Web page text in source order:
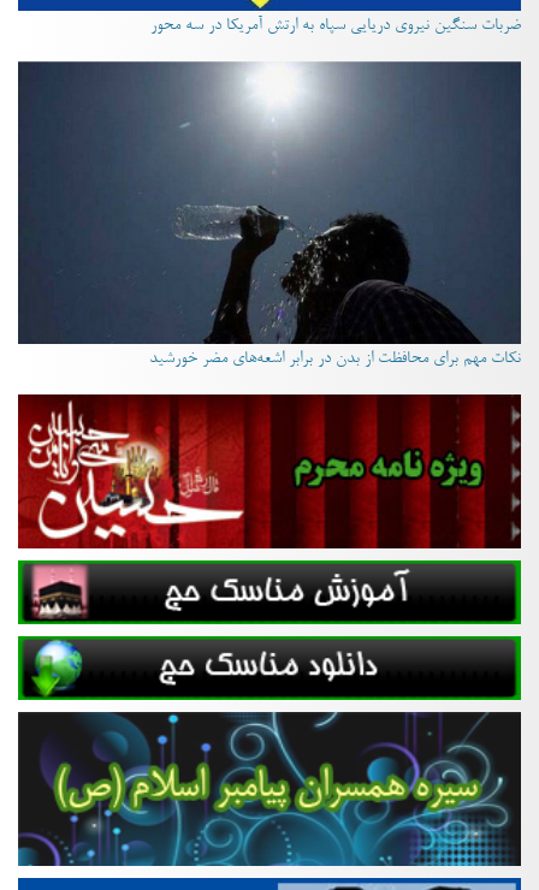
ضربات سنگین نیروی دریایی سپاه به ارتش آمریکا در سه محور
نکات مهم برای محافظت از بدن در برابر اشعه‌های مضر خورشید